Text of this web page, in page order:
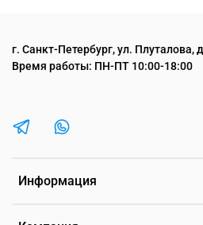
Информация
г. Санкт-Петербург, ул. Плуталова,
Время работы: ПН-ПТ 10:00-18:00